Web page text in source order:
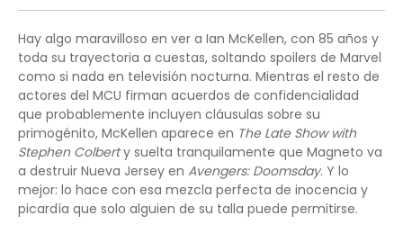
Hay algo maravilloso en ver a Ian McKellen, con 85 años y
toda su trayectoria a cuestas, soltando spoilers de Marvel
como si nada en televisión nocturna. Mientras el resto de
actores del MCU firman acuerdos de confidencialidad
que probablemente incluyen cláusulas sobre su
primogénito, McKellen aparece en The Late Show with
Stephen Colberty suelta tranquilamente que Magneto va
a destruir Nueva Jersey en Avengers: Doomsday. Y lo
mejor: lo hace con esa mezcla perfecta de inocencia y
picardía que solo alguien de su talla puede permitirse.